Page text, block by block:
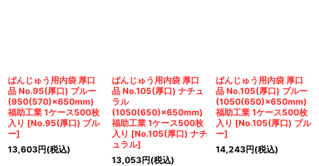
ばんじゅう用内袋 厚口
品 No.95(厚口) ブルー
(950(570)×650mm)
福助工業 1ケース500枚
入り [No.95(厚口) ブル
ー]
13,603円(税込)
ばんじゅう用内袋 厚口
品 No.105(厚口) ナチュ
ラル
(1050(650)×650mm)
福助工業 1ケース500枚
入り [No.105(厚口) ナチ
ュラル]
13,053円(税込)
ばんじゅう用内袋 厚口
品 No.105(厚口) ブルー
(1050(650)×650mm)
福助工業 1ケース500枚
入り [No.105(厚口) ブル
ー]
14,243円(税込)